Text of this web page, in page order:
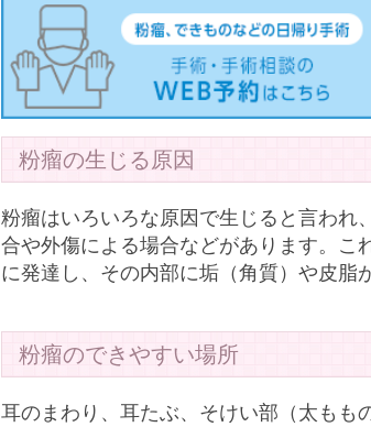
粉瘤の生じる原因
粉瘤はいろいろな原因で生じると言われ
合や外傷による場合などがあります。こ
に発達し、その内部に垢（角質）や皮脂
粉瘤のできやすい場所
耳のまわり、耳たぶ、そけい部（太もも